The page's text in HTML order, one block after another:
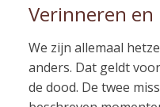
Verinneren
We zijn allemaal
anders. Dat geldt
de dood. De twee